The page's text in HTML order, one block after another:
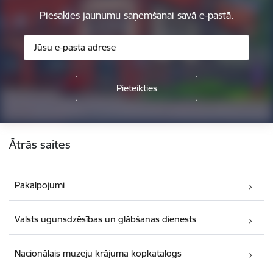
Piesakies jaunumu saņemšanai savā e-pastā.
Ātrās saites
Pakalpojumi
Valsts ugunsdzēsības un glābšanas dienests
Nacionālais muzeju krājuma kopkatalogs